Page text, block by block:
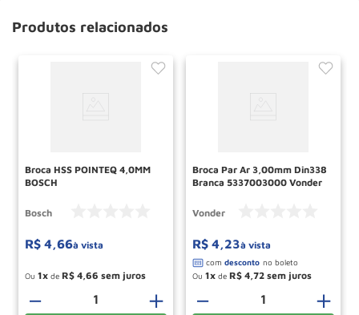
Produtos relacionados
Broca HSS POINTEQ 4,0MM
BOSCH
Bosch
R$ 4,66à vista
Ou 1 de R$ 4 66
＋
－
Broca Par Ar 3,00mm Din338
Branca 5337003000 Vonder
Vonder
R$ 4,23à vista
Ou 1 de R$ 4 72
＋
－